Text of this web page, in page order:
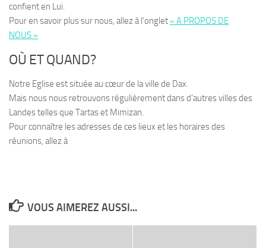
confient en Lui.
Pour en savoir plus sur nous, allez à l’onglet« A PROPOS DE
NOUS »
OÙ ET QUAND?
Notre Eglise est située au cœur de la ville de Dax.
Mais nous nous retrouvons régulièrement dans d’autres villes des
Landes telles que Tartas et Mimizan.
Pour connaître les adresses de ces lieux et les horaires des
réunions, allez à
VOUS AIMEREZ AUSSI...